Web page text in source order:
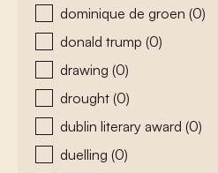
dominique de groen (0)
donald trump (0)
drawing (0)
drought (0)
dublin literary award (0)
duelling (0)